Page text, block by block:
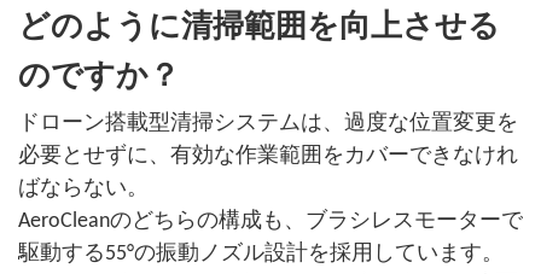
どのように清掃範囲を向上させる
のですか？
ドローン搭載型清掃システムは、過度な位置変更を
必要とせずに、有効な作業範囲をカバーできなけれ
ばならない。
AeroCleanのどちらの構成も、ブラシレスモーターで
駆動する55°の振動ノズル設計を採用しています。